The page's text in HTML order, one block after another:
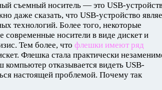
съемный носитель — это USB-
даже сказать, что USB-устройство
технологий. Более того, некоторые
современные носители в виде дискет и
Тем более, что флешки имеют ряд
Флешка стала практически
отказывается видеть USB-
настоящей проблемой. Почему так